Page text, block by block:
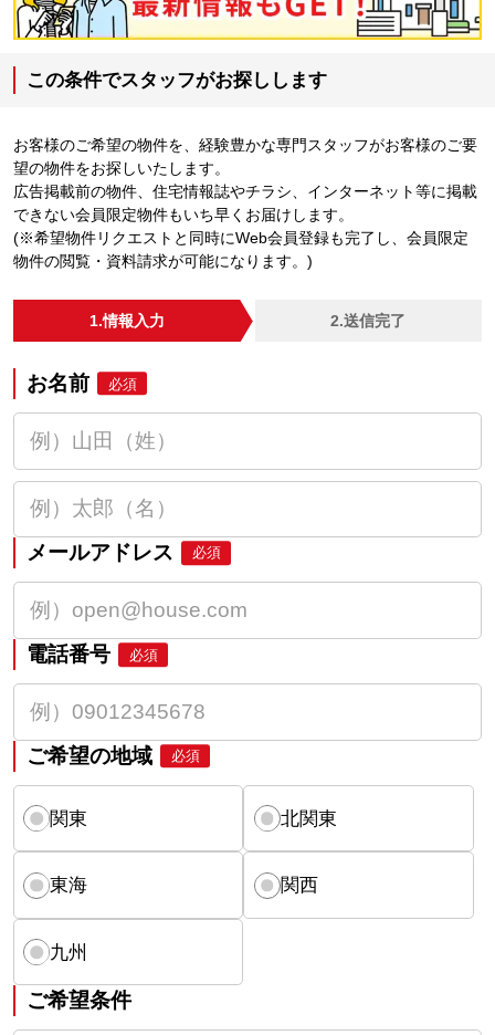
この条件でスタッフがお探しします
お客様のご希望の物件を、経験豊かな専門スタッフがお客様のご要
望の物件をお探しいたします。
広告掲載前の物件、住宅情報誌やチラシ、インターネット等に掲載
できない会員限定物件もいち早くお届けします。
(※希望物件リクエストと同時にWeb会員登録も完了し、会員限定
物件の閲覧・資料請求が可能になります。)
1.情報入力 2.送信完了
お名前 必須
メールアドレス 必須
電話番号 必須
ご希望の地域 必須
関東 北関東
東海 関西
九州
ご希望条件